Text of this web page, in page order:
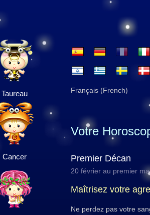
Taureau
Cancer
Français (French)
Votre
Premier Décan
20 février au premier
Maîtrisez votre
Ne perdez pas votre